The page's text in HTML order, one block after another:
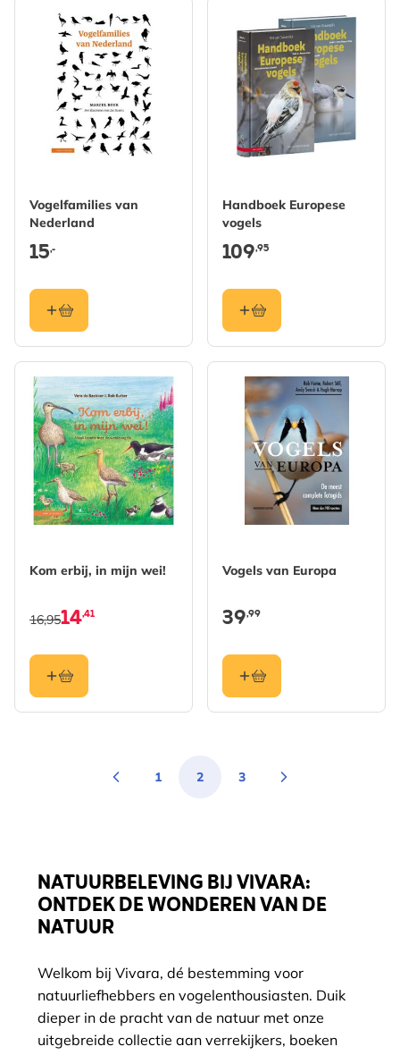
Vogelfamilies van
Nederland
15,-
Handboek Europese
vogels
109,95
Kom erbij, in mijn wei!
14,41
16,95
Vogels van Europa
39,99
Pagina
1 You're currently reading page
2 Pagina
3
NATUURBELEVING BIJ VIVARA:
ONTDEK DE WONDEREN VAN DE
NATUUR
Welkom bij Vivara, dé bestemming voor
natuurliefhebbers en vogelenthousiasten. Duik
dieper in de pracht van de natuur met onze
uitgebreide collectie aan verrekijkers, boeken